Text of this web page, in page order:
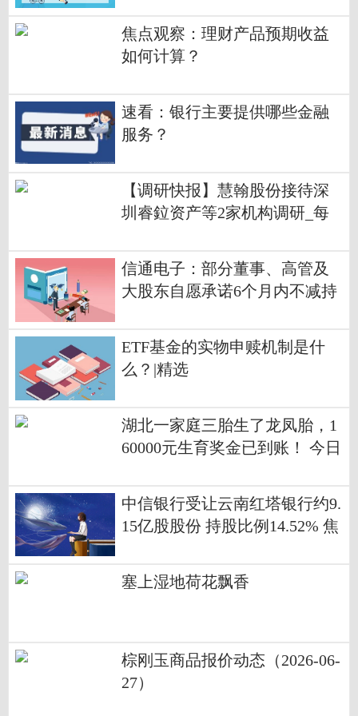
焦点观察：理财产品预期收益
如何计算？
速看：银行主要提供哪些金融
服务？
【调研快报】慧翰股份接待深
圳睿鉝资产等2家机构调研_每
信通电子：部分董事、高管及
大股东自愿承诺6个月内不减持
ETF基金的实物申赎机制是什
么？|精选
湖北一家庭三胎生了龙凤胎，1
60000元生育奖金已到账！ 今日
中信银行受让云南红塔银行约9.
15亿股股份 持股比例14.52% 焦
塞上湿地荷花飘香
棕刚玉商品报价动态（2026-06-
27）